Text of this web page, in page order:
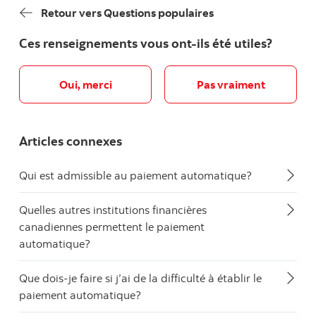
Retour vers Questions populaires
Ces renseignements vous ont-ils été utiles?
Oui, merci Pas vraiment
Articles connexes
Qui est admissible au paiement automatique?
Quelles autres institutions financières
canadiennes permettent le paiement
automatique?
Que dois-je faire si j’ai de la difficulté à établir le
paiement automatique?